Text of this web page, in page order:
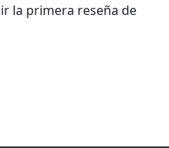
la primera reseña de